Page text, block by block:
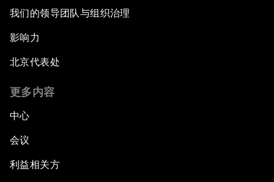
我们的领导团队与组织治理
影响力
北京代表处
更多内容
中心
会议
利益相关方